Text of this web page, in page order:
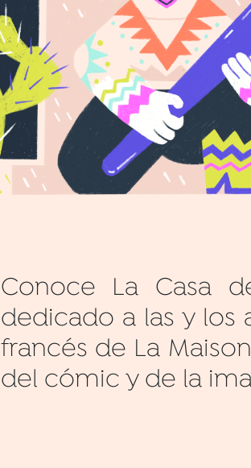
Conoce La Casa
dedicado a las y los
francés de La
del cómic y de la